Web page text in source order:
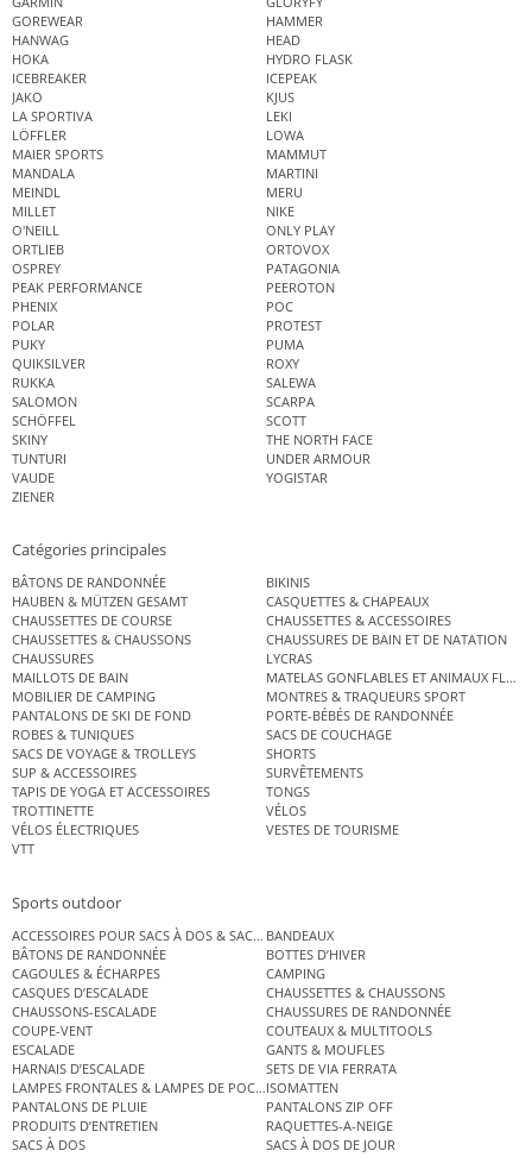
GOREWEAR
HAMMER
HANWAG
HEAD
HOKA
HYDRO FLASK
ICEBREAKER
ICEPEAK
JAKO
KJUS
LA SPORTIVA
LEKI
LÖFFLER
LOWA
MAIER SPORTS
MAMMUT
MANDALA
MARTINI
MEINDL
MERU
MILLET
NIKE
O'NEILL
ONLY PLAY
ORTLIEB
ORTOVOX
OSPREY
PATAGONIA
PEAK PERFORMANCE
PEEROTON
PHENIX
POC
POLAR
PROTEST
PUKY
PUMA
QUIKSILVER
ROXY
RUKKA
SALEWA
SALOMON
SCARPA
SCHÖFFEL
SCOTT
SKINY
THE NORTH FACE
TUNTURI
UNDER ARMOUR
VAUDE
YOGISTAR
ZIENER
Catégories principales
BÂTONS DE RANDONNÉE
BIKINIS
HAUBEN & MÜTZEN GESAMT
CASQUETTES & CHAPEAUX
CHAUSSETTES DE COURSE
CHAUSSETTES & ACCESSOIRES
CHAUSSETTES & CHAUSSONS
CHAUSSURES DE BAIN ET DE NATATION
CHAUSSURES
LYCRAS
MAILLOTS DE BAIN
MATELAS GONFLABLES ET ANIMAUX
MOBILIER DE CAMPING
MONTRES & TRAQUEURS SPORT
PANTALONS DE SKI DE FOND
PORTE-BÉBÉS DE RANDONNÉE
ROBES & TUNIQUES
SACS DE COUCHAGE
SACS DE VOYAGE & TROLLEYS
SHORTS
SUP & ACCESSOIRES
SURVÊTEMENTS
TAPIS DE YOGA ET ACCESSOIRES
TONGS
TROTTINETTE
VÉLOS
VÉLOS ÉLECTRIQUES
VESTES DE TOURISME
VTT
Sports outdoor
ACCESSOIRES POUR SACS À DOS & SACS ÉTANCHES
BANDEAUX
BÂTONS DE RANDONNÉE
BOTTES D’HIVER
CAGOULES & ÉCHARPES
CAMPING
CASQUES D’ESCALADE
CHAUSSETTES & CHAUSSONS
CHAUSSONS-ESCALADE
CHAUSSURES DE RANDONNÉE
COUPE-VENT
COUTEAUX & MULTITOOLS
ESCALADE
GANTS & MOUFLES
HARNAIS D’ESCALADE
SETS DE VIA FERRATA
LAMPES FRONTALES & LAMPES DE POCHEISOMATTEN
PANTALONS DE PLUIE
PANTALONS ZIP OFF
PRODUITS D’ENTRETIEN
RAQUETTES-A-NEIGE
SACS À DOS
SACS À DOS DE JOUR